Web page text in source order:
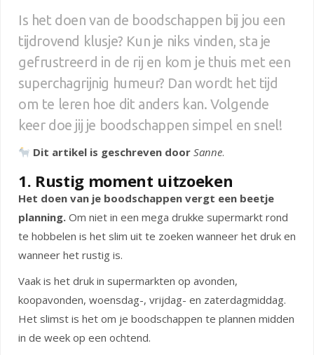
Is het doen van de boodschappen bij jou een
tijdrovend klusje? Kun je niks vinden, sta je
gefrustreerd in de rij en kom je thuis met een
superchagrijnig humeur? Dan wordt het tijd
om te leren hoe dit anders kan. Volgende
keer doe jij je boodschappen simpel en snel!
Dit artikel is geschreven door Sanne.
1. Rustig moment uitzoeken
Het doen van je boodschappen vergt een beetje
planning. Om niet in een mega drukke supermarkt rond
te hobbelen is het slim uit te zoeken wanneer het druk en
wanneer het rustig is.
Vaak is het druk in supermarkten op avonden,
koopavonden, woensdag-, vrijdag- en zaterdagmiddag.
Het slimst is het om je boodschappen te plannen midden
in de week op een ochtend.